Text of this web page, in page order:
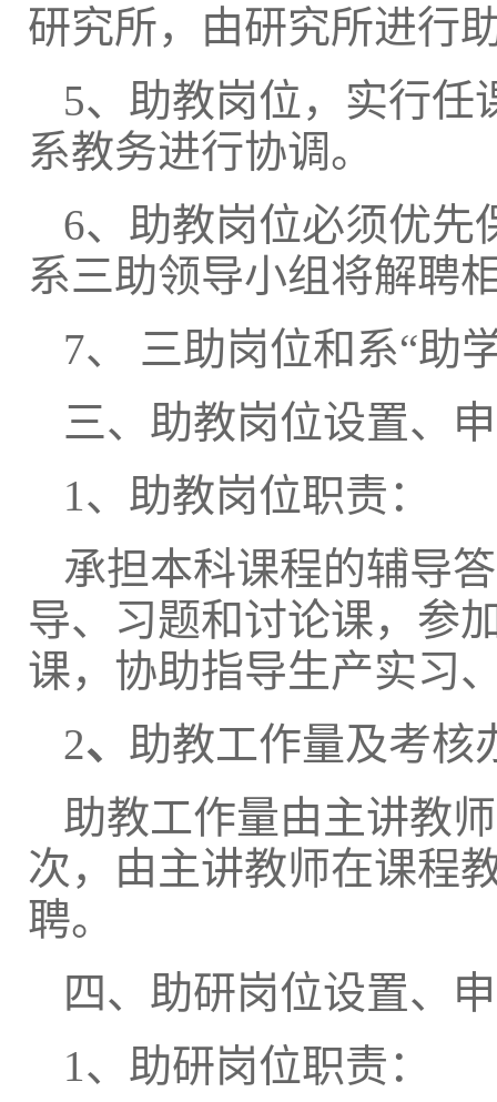
研究所，由研究所进行
5、助教岗位，实行任
系教务进行协调。
6、助教岗位必须优先
系三助领导小组将解聘
7、 三助岗位和系“助
三、助教岗位设置、
1、助教岗位职责：
承担本科课程的辅导
导、习题和讨论课，参
课，协助指导生产实习
2、 助教工作量及考核
助教工作量由主讲教
次，由主讲教师在课程
聘。
四、助研岗位设置、
1、助研岗位职责：